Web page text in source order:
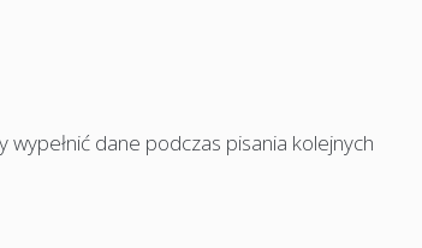
dane podczas pisania kolejnych